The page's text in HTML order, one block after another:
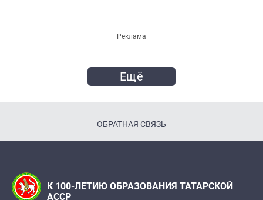
Реклама
Ещё
ОБРАТНАЯ СВЯЗЬ
К 100-ЛЕТИЮ ОБРАЗОВАНИЯ ТАТАРСКОЙ
АССР